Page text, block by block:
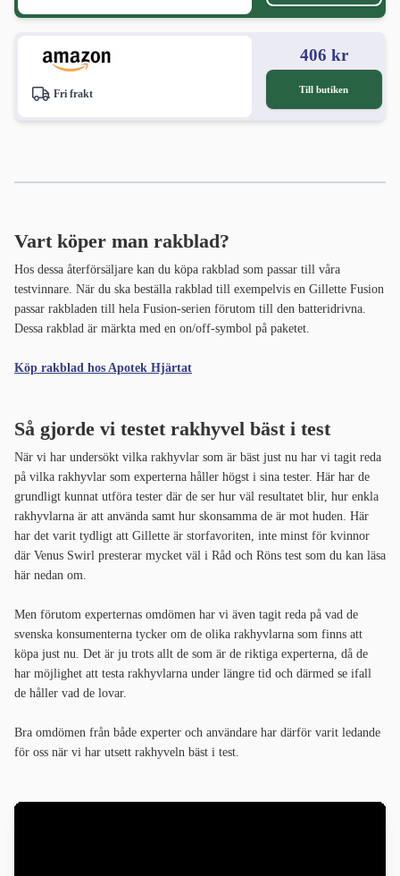
Fri frakt
406 kr
Till butiken
Vart köper man rakblad?
Hos dessa återförsäljare kan du köpa rakblad som passar till våra
testvinnare. När du ska beställa rakblad till exempelvis en Gillette Fusion
passar rakbladen till hela Fusion-serien förutom till den batteridrivna.
Dessa rakblad är märkta med en on/off-symbol på paketet.
Köp rakblad hos Apotek Hjärtat
Så gjorde vi testet rakhyvel bäst i test
När vi har undersökt vilka rakhyvlar som är bäst just nu har vi tagit reda
på vilka rakhyvlar som experterna håller högst i sina tester. Här har de
grundligt kunnat utföra tester där de ser hur väl resultatet blir, hur enkla
rakhyvlarna är att använda samt hur skonsamma de är mot huden. Här
har det varit tydligt att Gillette är storfavoriten, inte minst för kvinnor
där Venus Swirl presterar mycket väl i Råd och Röns test som du kan läsa
här nedan om.
Men förutom experternas omdömen har vi även tagit reda på vad de
svenska konsumenterna tycker om de olika rakhyvlarna som finns att
köpa just nu. Det är ju trots allt de som är de riktiga experterna, då de
har möjlighet att testa rakhyvlarna under längre tid och därmed se ifall
de håller vad de lovar.
Bra omdömen från både experter och användare har därför varit ledande
för oss när vi har utsett rakhyveln bäst i test.